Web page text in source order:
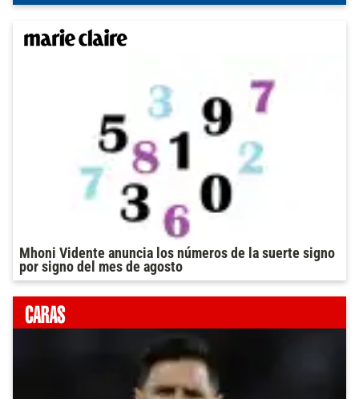
Mhoni Vidente anuncia los números de la suerte signo
por signo del mes de agosto